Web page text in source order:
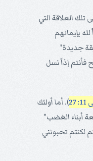
تلك العلاقة التي
بإيمانهم
جديدة"
فأنتم إذاً نسل
). أما أولئك
أبناء الغضب"
لكنتم تحبونني